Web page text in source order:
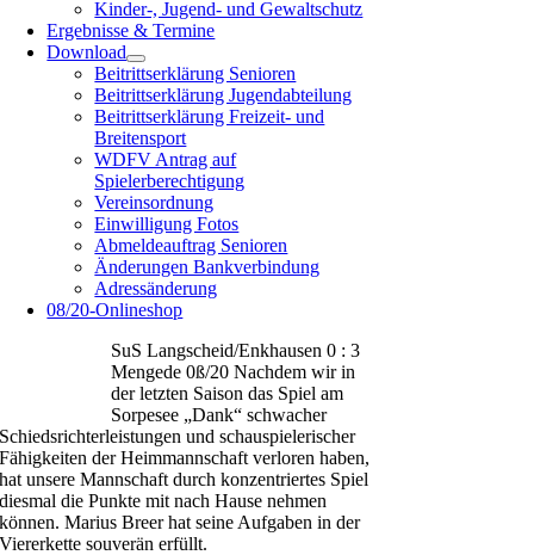
Kinder-, Jugend- und Gewaltschutz
Ergebnisse & Termine
Download
Beitrittserklärung Senioren
Beitrittserklärung Jugendabteilung
Beitrittserklärung Freizeit- und
Breitensport
WDFV Antrag auf
Spielerberechtigung
Vereinsordnung
Einwilligung Fotos
Abmeldeauftrag Senioren
Änderungen Bankverbindung
Adressänderung
08/20-Onlineshop
SuS Langscheid/Enkhausen 0 : 3
Mengede 0ß/20 Nachdem wir in
der letzten Saison das Spiel am
Sorpesee „Dank“ schwacher
Schiedsrichterleistungen und schauspielerischer
Fähigkeiten der Heimmannschaft verloren haben,
hat unsere Mannschaft durch konzentriertes Spiel
diesmal die Punkte mit nach Hause nehmen
können. Marius Breer hat seine Aufgaben in der
Viererkette souverän erfüllt.